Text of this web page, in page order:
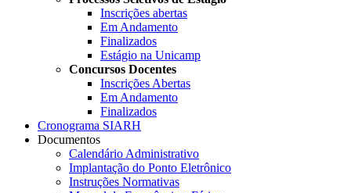
Inscrições abertas
Em Andamento
Finalizados
Estágio na Unicamp
Concursos Docentes
Inscrições Abertas
Em Andamento
Finalizados
Cronograma SIARH
Documentos
Calendário Administrativo
Implantação do Ponto Eletrônico
Instruções Normativas